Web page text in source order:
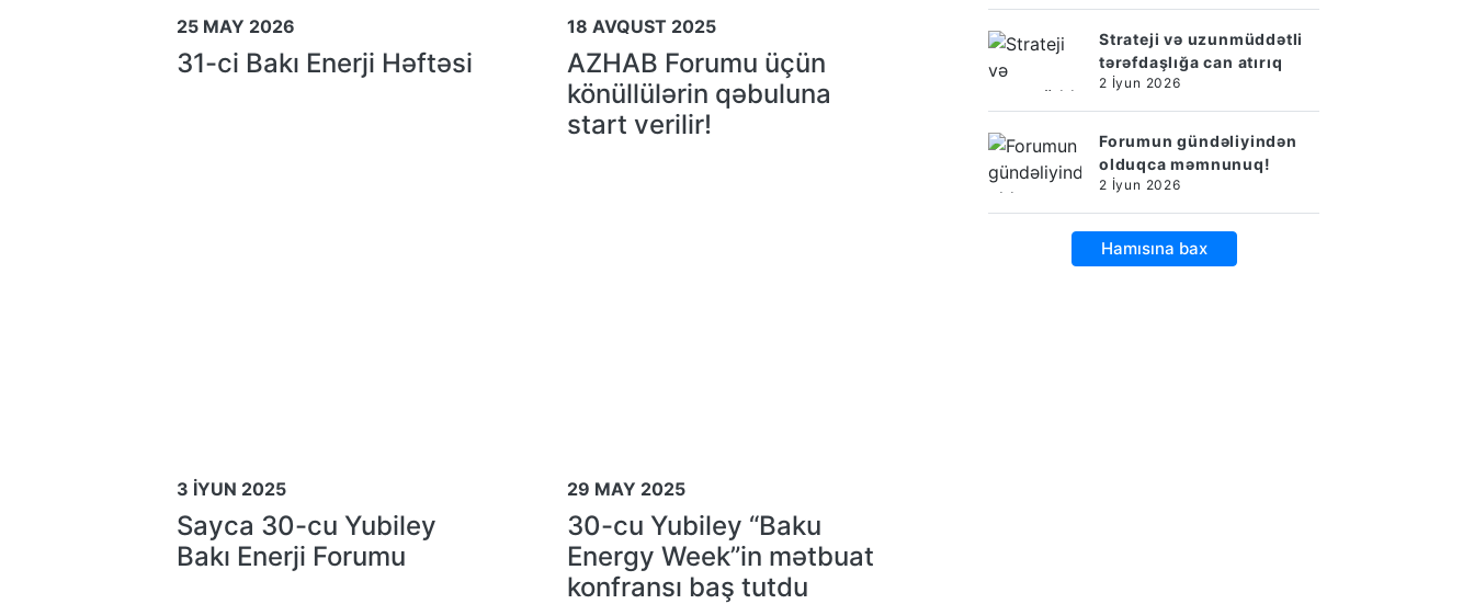
25 MAY 2026
31-ci Bakı Enerji Həftəsi
18 AVQUST 2025
AZHAB Forumu üçün
könüllülərin qəbuluna
start verilir!
3 İYUN 2025
Sayca 30-cu Yubiley
Bakı Enerji Forumu
29 MAY 2025
30-cu Yubiley “Baku
Energy Week”in mətbuat
konfransı baş tutdu
Strateji və uzunmüddətli
tərəfdaşlığa can atırıq
2 İyun 2026
Forumun gündəliyindən
olduqca məmnunuq!
2 İyun 2026
Hamısına bax